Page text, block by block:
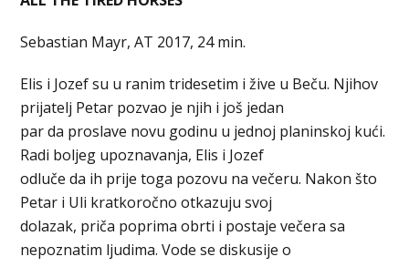
Sebastian Mayr, AT 2017, 24 min.
Elis i Jozef su u ranim tridesetim i žive u Beču. Njihov
prijatelj Petar pozvao je njih i još jedan
par da proslave novu godinu u jednoj planinskoj kući.
Radi boljeg upoznavanja, Elis i Jozef
odluče da ih prije toga pozovu na večeru. Nakon što
Petar i Uli kratkoročno otkazuju svoj
dolazak, priča poprima obrti i postaje večera sa
nepoznatim ljudima. Vode se diskusije o